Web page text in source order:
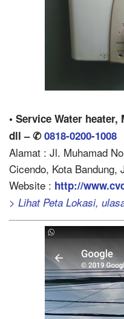
• Service Water
dll – ✆0818-0200-1008
Alamat : Jl. Muhamad
Cicendo, Kota Bandung,
Website : http://
> Lihat Peta Lokasi,